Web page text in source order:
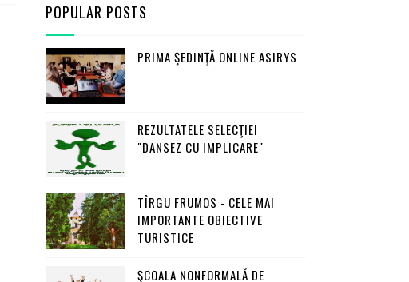
POPULAR POSTS
PRIMA ŞEDINŢĂ ONLINE ASIRYS
REZULTATELE SELECŢIEI
"DANSEZ CU IMPLICARE"
TÎRGU FRUMOS - CELE MAI
IMPORTANTE OBIECTIVE
TURISTICE
ŞCOALA NONFORMALĂ DE